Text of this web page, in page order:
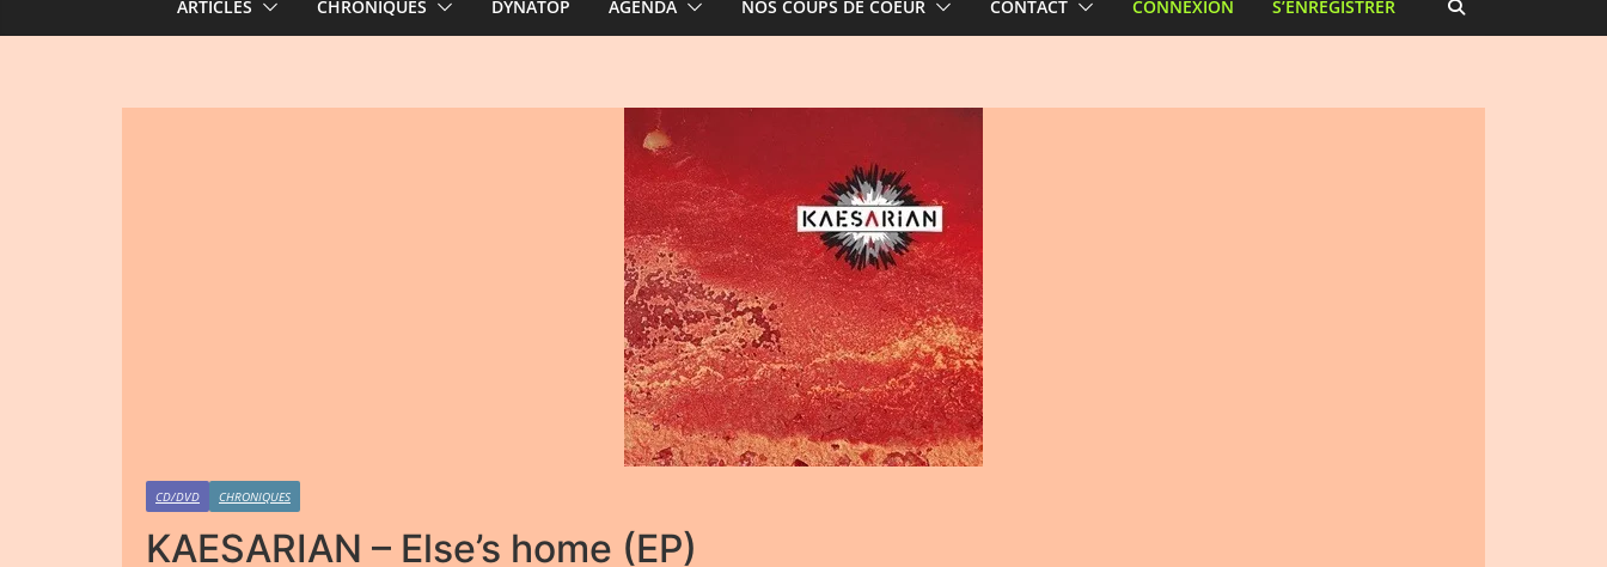
ARTICLES CHRONIQUES DYNATOP AGENDA NOS COUPS DE COEUR CONTACT CONNEXION S’ENREGISTRER
CD/DVD CHRONIQUES
KAESARIAN – Else’s home (EP)